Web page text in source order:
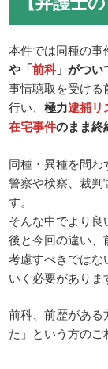
本件では同種の事
や「前科」がつい
事情聴取を受け
行い、極力逮捕リ
在宅事件のまま終
同種・異種を問わ
警察や検察、裁判
す。
そんな中でより
後と今回の違い
考慮すべきではな
いく必要がありま
前科、前歴がある
た」という方のご